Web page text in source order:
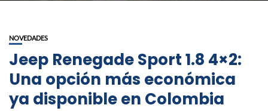
NOVEDADES
Jeep Renegade Sport 1.8 4×2:
Una opción más económica
ya disponible en Colombia